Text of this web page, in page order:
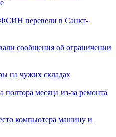
перевели в Санкт-
сообщения об ограничении
на чужих складах
месяца из-за ремонта
компьютера машину и